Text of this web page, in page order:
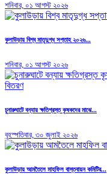
শনিবার, ০১ আগস্ট ২০২৬
কুলাউড়ায় বিশ্ব মাতৃদুগ্ধ সপ্তাহ ২০২৬...
শনিবার, ০১ আগস্ট ২০২৬
চুনারুঘাটে বন্যায় ক্ষতিগ্রস্ত কৃষকদের মাঝে...
বৃহস্পতিবার, ৩০ জুলাই ২০২৬
কুলাউড়ায় আমতৈলে মাহফিল বাস্তবায়ন কমিটির...